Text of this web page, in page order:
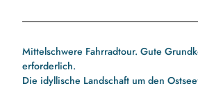
Mittelschwere Fahrradtour. Gute
erforderlich.
Die idyllische Landschaft um den